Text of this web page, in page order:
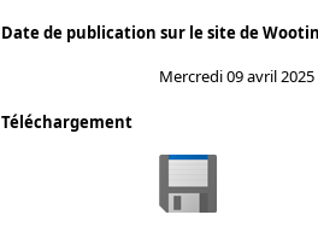
Date de publication sur le site de
Mercredi 09 avril 2025
Téléchargement